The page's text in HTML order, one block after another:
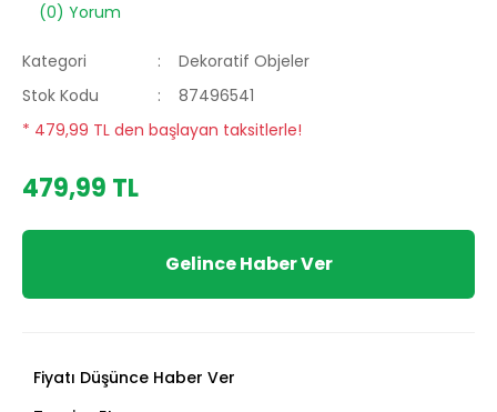
(0) Yorum
Kategori
Dekoratif Objeler
Stok Kodu
87496541
* 479,99 TL den başlayan taksitlerle!
479,99 TL
Gelince Haber Ver
Fiyatı Düşünce Haber Ver